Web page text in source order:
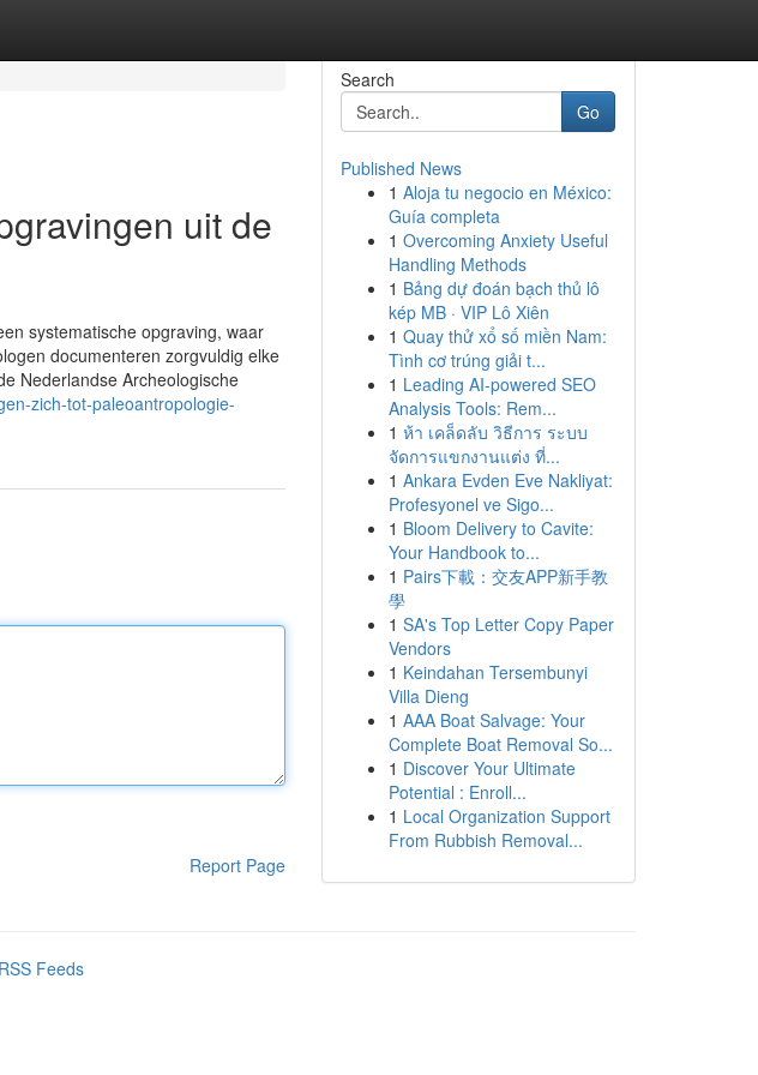
uit de
systematische opgraving, waar
documenteren zorgvuldig elke
Nederlandse Archeologische
zich-tot-paleoantropologie-
Report Page
Search
Go
Published News
1 Aloja tu negocio en México:
Guía completa
1 Overcoming Anxiety Useful
Handling Methods
1 Bảng dự đoán bạch thủ lô
kép MB · VIP Lô Xiên
1 Quay thử xổ số miền Nam:
Tình cơ trúng giải t...
1 Leading AI-powered SEO
Analysis Tools: Rem...
1 ห้า เคล็ดลับ วิธีการ ระบบ
จัดการแขกงานแต่ง ที่...
1 Ankara Evden Eve Nakliyat:
Profesyonel ve Sigo...
1 Bloom Delivery to Cavite:
Your Handbook to...
1 Pairs下載：交友APP新手教
學
1 SA's Top Letter Copy Paper
Vendors
1 Keindahan Tersembunyi
Villa Dieng
1 AAA Boat Salvage: Your
Complete Boat Removal So...
1 Discover Your Ultimate
Potential : Enroll...
1 Local Organization Support
From Rubbish Removal...
Feeds